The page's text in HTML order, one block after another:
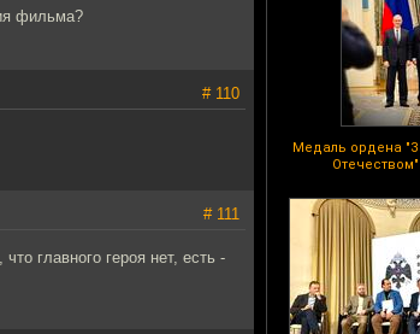
Медаль ордена
фильма?
# 110
# 111
главного героя нет, есть -